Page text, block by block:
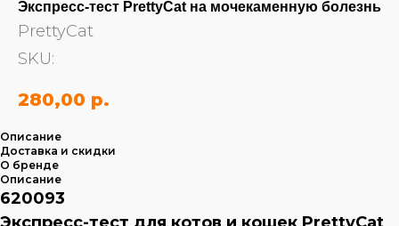
Экспресс-тест PrettyCat на мочекаменную болезнь
PrettyCat
SKU:
280,00 р.
Описание
Доставка и скидки
О бренде
Описание
620093